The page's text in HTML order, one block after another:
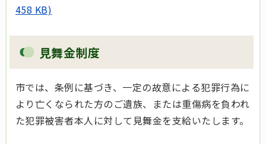
458 KB)
見舞金制度
市では、条例に基づき、一定の故意による犯罪行為に
より亡くなられた方のご遺族、または重傷病を負われ
た犯罪被害者本人に対して見舞金を支給いたします。